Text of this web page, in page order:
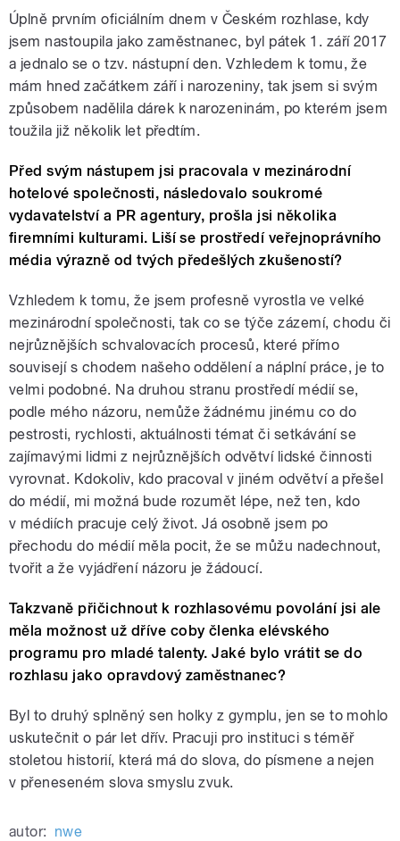
Úplně prvním oficiálním dnem v Českém rozhlase, kdy
jsem nastoupila jako zaměstnanec, byl pátek 1. září 2017
a jednalo se o tzv. nástupní den. Vzhledem k tomu, že
mám hned začátkem září i narozeniny, tak jsem si svým
způsobem nadělila dárek k narozeninám, po kterém jsem
toužila již několik let předtím.
Před svým nástupem jsi pracovala v mezinárodní
hotelové společnosti, následovalo soukromé
vydavatelství a PR agentury, prošla jsi několika
firemními kulturami. Liší se prostředí veřejnoprávního
média výrazně od tvých předešlých zkušeností?
Vzhledem k tomu, že jsem profesně vyrostla ve velké
mezinárodní společnosti, tak co se týče zázemí, chodu či
nejrůznějších schvalovacích procesů, které přímo
souvisejí s chodem našeho oddělení a náplní práce, je to
velmi podobné. Na druhou stranu prostředí médií se,
podle mého názoru, nemůže žádnému jinému co do
pestrosti, rychlosti, aktuálnosti témat či setkávání se
zajímavými lidmi z nejrůznějších odvětví lidské činnosti
vyrovnat. Kdokoliv, kdo pracoval v jiném odvětví a přešel
do médií, mi možná bude rozumět lépe, než ten, kdo
v médiích pracuje celý život. Já osobně jsem po
přechodu do médií měla pocit, že se můžu nadechnout,
tvořit a že vyjádření názoru je žádoucí.
Takzvaně přičichnout k rozhlasovému povolání jsi ale
měla možnost už dříve coby členka elévského
programu pro mladé talenty. Jaké bylo vrátit se do
rozhlasu jako opravdový zaměstnanec?
Byl to druhý splněný sen holky z gymplu, jen se to mohlo
uskutečnit o pár let dřív. Pracuji pro instituci s téměř
stoletou historií, která má do slova, do písmene a nejen
v přeneseném slova smyslu zvuk.
autor: nwe